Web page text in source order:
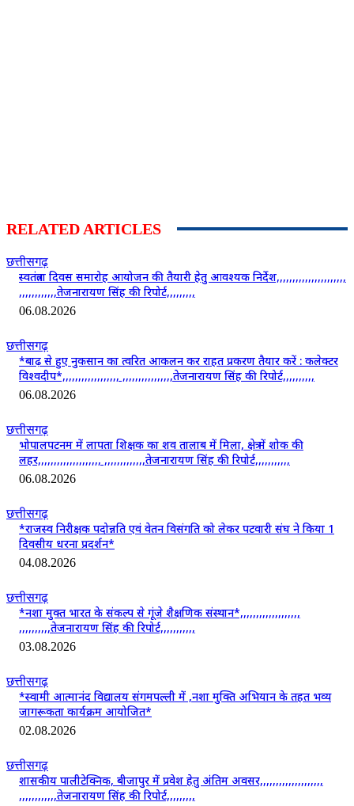
RELATED ARTICLES
छत्तीसगढ़
स्वतंत्रता दिवस समारोह आयोजन की तैयारी हेतु आवश्यक निर्देश,,,,,,,,,,,,,,,,,,,,,,
,,,,,,,,,,,,तेजनारायण सिंह की रिपोर्ट,,,,,,,,,
06.08.2026
छत्तीसगढ़
*बाढ़ से हुए नुकसान का त्वरित आकलन कर राहत प्रकरण तैयार करें : कलेक्टर
विश्वदीप*,,,,,,,,,,,,,,,,,, ,,,,,,,,,,,,,,,,तेजनारायण सिंह की रिपोर्ट,,,,,,,,,,
06.08.2026
छत्तीसगढ़
भोपालपटनम में लापता शिक्षक का शव तालाब में मिला, क्षेत्र में शोक की
लहर,,,,,,,,,,,,,,,,,,,, ,,,,,,,,,,,,,तेजनारायण सिंह की रिपोर्ट,,,,,,,,,,,
06.08.2026
छत्तीसगढ़
*राजस्व निरीक्षक पदोन्नति एवं वेतन विसंगति को लेकर पटवारी संघ ने किया 1
दिवसीय धरना प्रदर्शन*
04.08.2026
छत्तीसगढ़
*नशा मुक्त भारत के संकल्प से गूंजे शैक्षणिक संस्थान*,,,,,,,,,,,,,,,,,,,
,,,,,,,,,,तेजनारायण सिंह की रिपोर्ट,,,,,,,,,,,
03.08.2026
छत्तीसगढ़
*स्वामी आत्मानंद विद्यालय संगमपल्ली में ,नशा मुक्ति अभियान के तहत भव्य
जागरूकता कार्यक्रम आयोजित*
02.08.2026
छत्तीसगढ़
शासकीय पालीटेक्निक, बीजापुर में प्रवेश हेतु अंतिम अवसर,,,,,,,,,,,,,,,,,,,,
,,,,,,,,,,,,तेजनारायण सिंह की रिपोर्ट,,,,,,,,,